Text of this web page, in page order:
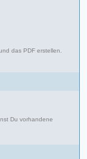
das PDF erstellen.
Du vorhandene